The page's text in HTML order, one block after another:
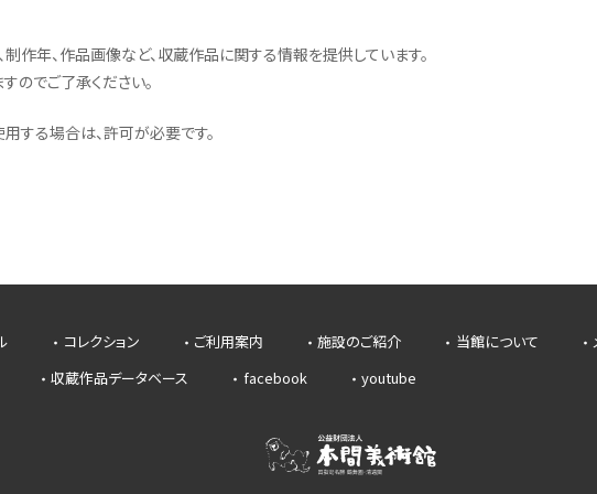
作年、作品画像など、収蔵作品に関する情報を提供しています。
のでご了承ください。
する場合は、許可が必要です。
コレクション ご利用案内 施設のご紹介 当館について
収蔵作品データベース facebook youtube